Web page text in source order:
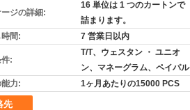
ジの詳細:
16 単位は 1 つのカートンで
詰まります。
間:
7 営業日以内
:
T/T、ウェスタン ・ ユニオ
ン、マネーグラム、ペイパル
力:
1ヶ月あたりの15000 PCS
先